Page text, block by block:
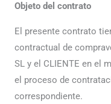
Objeto del contrato
El presente contrato
contractual de
SL y el CLIENTE en el
el proceso de
correspondiente.